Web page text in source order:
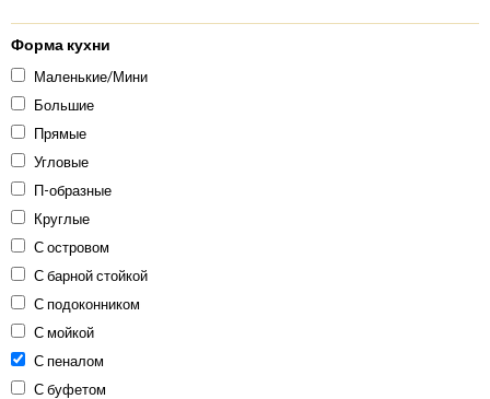
Форма кухни
Маленькие/Мини
Большие
Прямые
Угловые
П-образные
Круглые
С островом
С барной стойкой
С подоконником
С мойкой
С пеналом
С буфетом